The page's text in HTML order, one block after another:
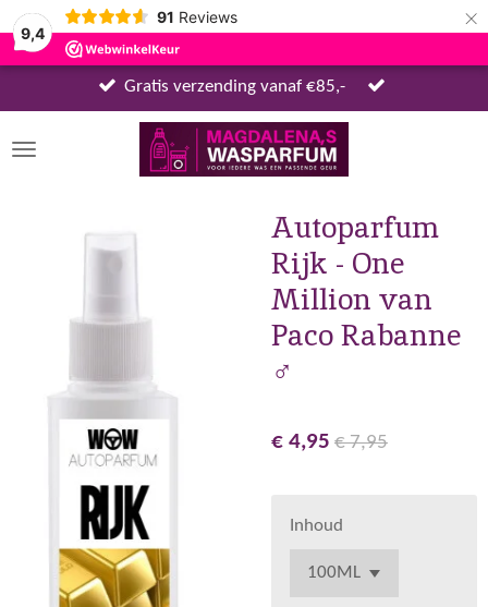
9,4
91 Reviews ×
Gratis verzending vanaf €85,-
Autoparfum
Rijk - One
Million van
Paco Rabanne
♂
€ 4,95 € 7,95
Inhoud